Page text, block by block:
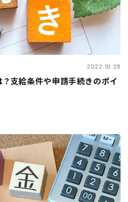
2022.10.28
支給条件や申請手続きのポイ